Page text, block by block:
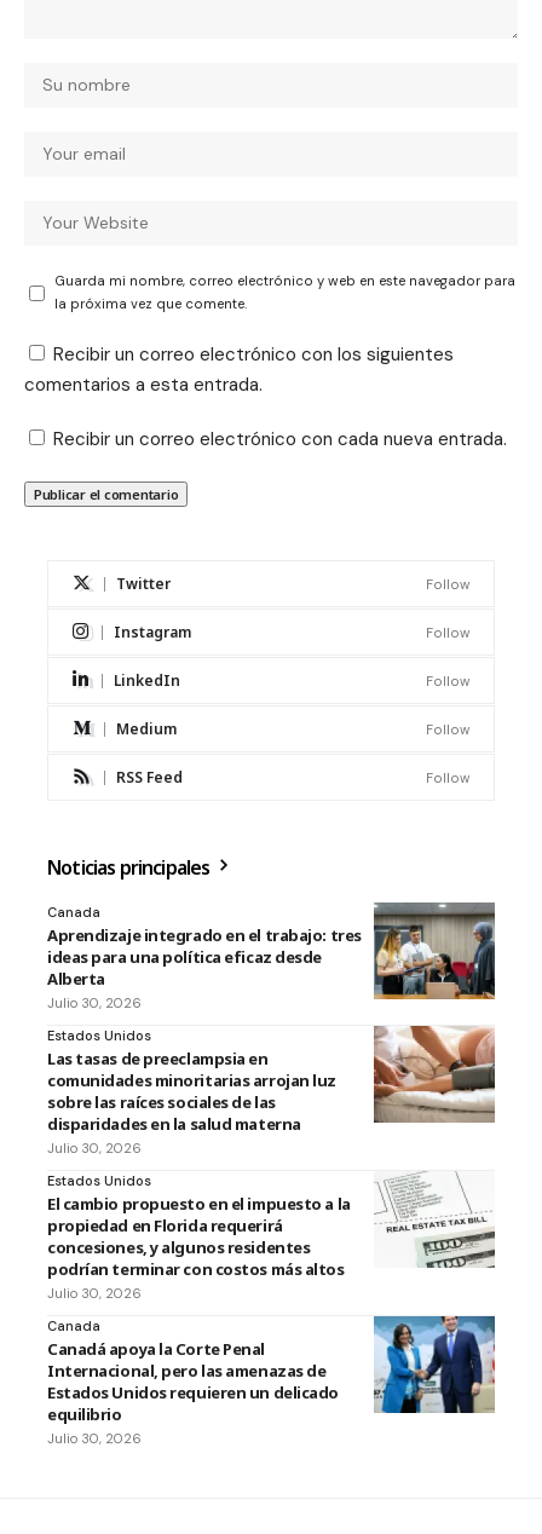
Guarda mi nombre, correo electrónico y web en este navegador para
la próxima vez que comente.
Recibir un correo electrónico con los siguientes
comentarios a esta entrada.
Recibir un correo electrónico con cada nueva entrada.
Twitter Follow
Instagram Follow
LinkedIn Follow
Medium Follow
RSS Feed Follow
Noticias principales
Canada
Aprendizaje integrado en el trabajo: tres
ideas para una política eficaz desde
Alberta
Julio 30, 2026
Estados Unidos
Las tasas de preeclampsia en
comunidades minoritarias arrojan luz
sobre las raíces sociales de las
disparidades en la salud materna
Julio 30, 2026
Estados Unidos
El cambio propuesto en el impuesto a la
propiedad en Florida requerirá
concesiones, y algunos residentes
podrían terminar con costos más altos
Julio 30, 2026
Canada
Canadá apoya la Corte Penal
Internacional, pero las amenazas de
Estados Unidos requieren un delicado
equilibrio
Julio 30, 2026